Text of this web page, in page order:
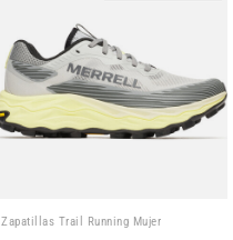
Zapatillas Trail Running Mujer